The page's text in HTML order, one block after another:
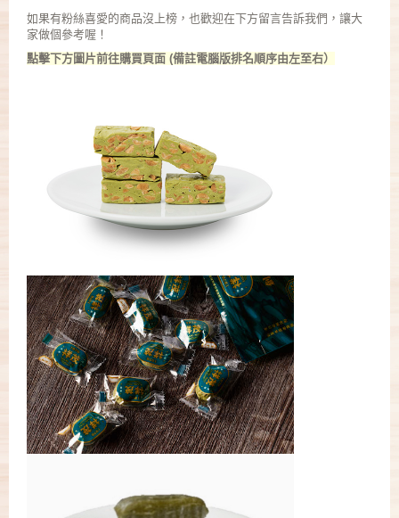
如果有粉絲喜愛的商品沒上榜，也歡迎在下方留言告訴我們，讓大
家做個參考喔！
點擊下方圖片前往購買頁面 (備註電腦版排名順序由左至右）